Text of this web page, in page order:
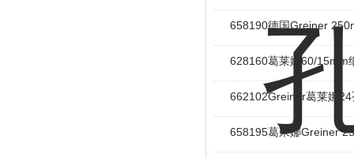
658190德国Greiner
628160葛莱娜60/15mm
662102Greiner葛莱娜
658195葛来娜Greiner